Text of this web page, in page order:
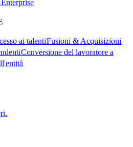
Enterprise​​
ai talenti​​Fusioni & Acquisizioni​​
Conversione del lavoratore a